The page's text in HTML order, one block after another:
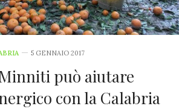
5 GENNAIO 2017
può aiutare
con la Calabria